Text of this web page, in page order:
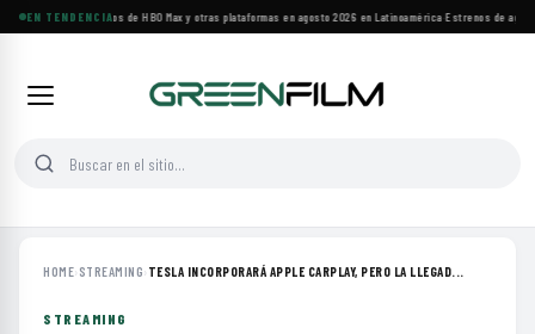
EN TENDENCIA
Principales estrenos de HBO Max y otras plataformas en agosto 2026 en Latinoamérica·Estrenos de
HOME› STREAMING› TESLA INCORPORARÁ APPLE CARPLAY, PERO LA LLEGAD...
STREAMING